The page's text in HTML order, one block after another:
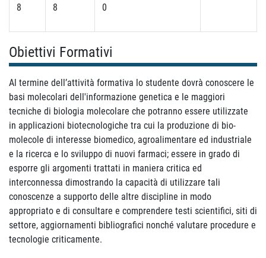
8 8 0
Obiettivi Formativi
Al termine dell’attività formativa lo studente dovrà conoscere le
basi molecolari dell'informazione genetica e le maggiori
tecniche di biologia molecolare che potranno essere utilizzate
in applicazioni biotecnologiche tra cui la produzione di bio-
molecole di interesse biomedico, agroalimentare ed industriale
e la ricerca e lo sviluppo di nuovi farmaci; essere in grado di
esporre gli argomenti trattati in maniera critica ed
interconnessa dimostrando la capacità di utilizzare tali
conoscenze a supporto delle altre discipline in modo
appropriato e di consultare e comprendere testi scientifici, siti di
settore, aggiornamenti bibliografici nonché valutare procedure e
tecnologie criticamente.